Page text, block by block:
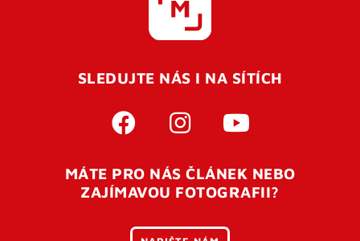
SLEDUJTE NÁS I NA SÍTÍCH
MÁTE PRO NÁS ČLÁNEK NEBO
ZAJÍMAVOU FOTOGRAFII?